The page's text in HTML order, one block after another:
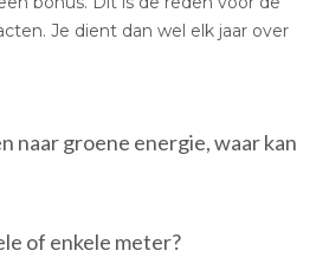
Je dient dan wel elk jaar over
naar groene energie, waar kan
of enkele meter?